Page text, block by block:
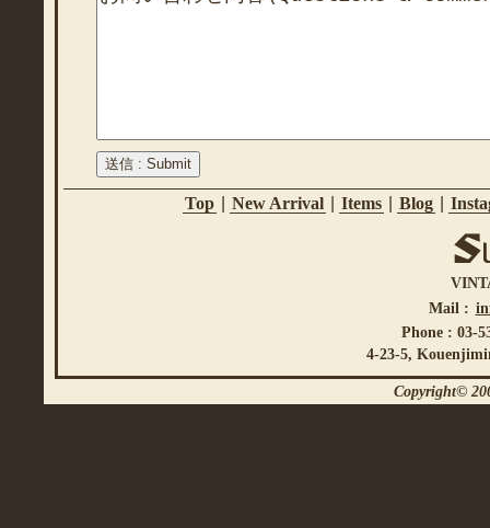
Top New Arrival Items Blog
Mail :
Phone : 03-
4-23-5,
Copyright©